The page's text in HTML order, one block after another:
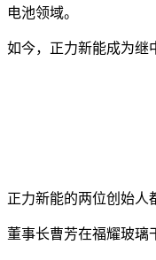
电池领域。
如今，正力新能成为继
正力新能的两位创始人
董事长曹芳在福耀玻璃